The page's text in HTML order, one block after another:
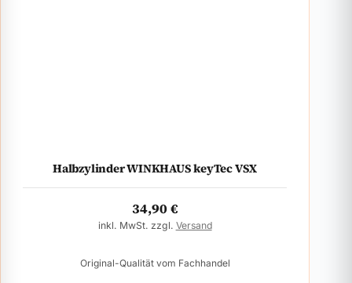
Halbzylinder WINKHAUS keyTec VSX
34,90€
inkl. MwSt. zzgl. Versand
Original-Qualität vom Fachhandel